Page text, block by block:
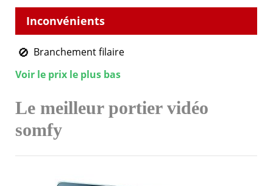
Branchement filaire
Voir le prix le plus bas
Le meilleur portier vidéo
somfy